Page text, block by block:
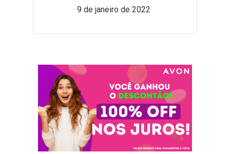
9 de janeiro de 2022